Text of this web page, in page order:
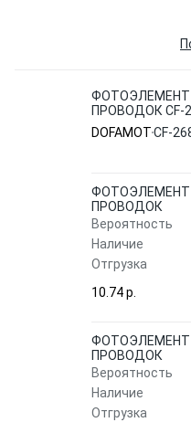
ФОТОЭЛЕМЕНТ
ПРОВОДОК CF-
DOFAMOTCF-
ФОТОЭЛЕМЕНТ
ПРОВОДОК
Вероятность
Наличие
Отгрузка
10.74 p.
ФОТОЭЛЕМЕНТ
ПРОВОДОК
Вероятность
Наличие
Отгрузка